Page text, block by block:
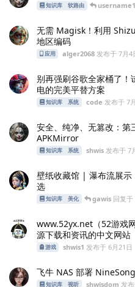
知识库 软路由 username1
无需 Magisk！利用
地区编码
应用 alger2068 发布于7月4
别再强刷谷歌全家桶了
电的完美平替方案
知识库 系统 code 发布于 7
安全、纯净、无篡改：第
APKMirror
知识库 系统 shwis发布于 7
壁纸收藏馆 | 瀑布流展示
选
知识库 美化 gawis回复于
www.52yx.net（52游戏
源下载和资讯的中文网站
游戏 shwis1 发布于6月21日
飞牛 NAS 部署
知识库 视听 shwisdom 发